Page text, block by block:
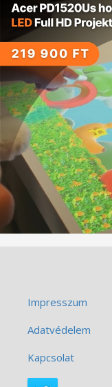
Impresszum
Adatvédelem
Kapcsolat